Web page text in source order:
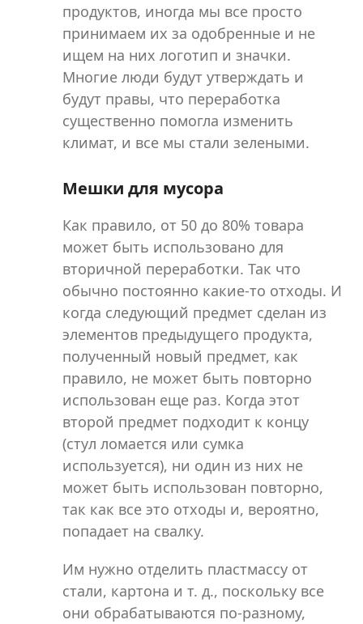
продуктов, иногда мы все просто
принимаем их за одобренные и не
ищем на них логотип и значки.
Многие люди будут утверждать и
будут правы, что переработка
существенно помогла изменить
климат, и все мы стали зелеными.
Мешки для мусора
Как правило, от 50 до 80% товара
может быть использовано для
вторичной переработки. Так что
обычно постоянно какие-то отходы. И
когда следующий предмет сделан из
элементов предыдущего продукта,
полученный новый предмет, как
правило, не может быть повторно
использован еще раз. Когда этот
второй предмет подходит к концу
(стул ломается или сумка
используется), ни один из них не
может быть использован повторно,
так как все это отходы и, вероятно,
попадает на свалку.
Им нужно отделить пластмассу от
стали, картона и т. д., поскольку все
они обрабатываются по-разному,